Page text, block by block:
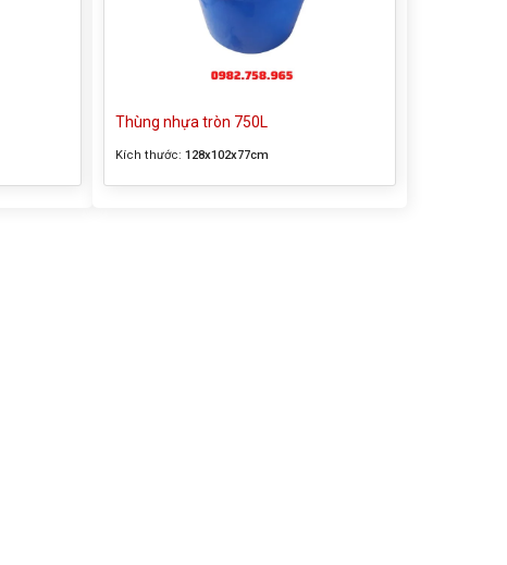
Thùng nhựa tròn 750L
Kích thước: 128x102x77cm